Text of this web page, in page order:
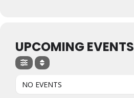
UPCOMING EVENTS
NO EVENTS